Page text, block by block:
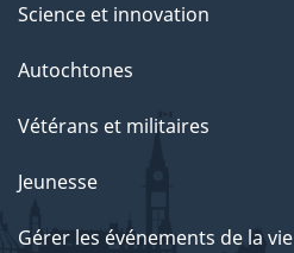
Science et innovation
Autochtones
Vétérans et militaires
Jeunesse
Gérer les événements de la vie